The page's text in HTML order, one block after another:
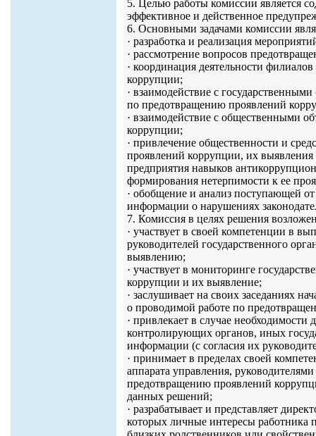
5. Целью работы комиссии является
эффективное и действенное
6. Основными задачами комиссии
· разработка и реализация
· рассмотрение вопросов
· координация деятельности
коррупции;
· взаимодействие с
по предотвращению проявлений
· взаимодействие с общественными
коррупции;
· привлечение общественности и
проявлений коррупции, их
предприятия навыков
формирования нетерпимости к ее
· обобщение и анализ поступающей
информации о нарушениях
7. Комиссия в целях решения
· участвует в своей компетенции в
руководителей государственного
выявлению;
· участвует в мониторинге
коррупции и их выявление;
· заслушивает на своих заседаниях
о проводимой работе по
· привлекает в случае
контролирующих органов, иных
информации (с согласия их
· принимает в пределах своей
аппарата управления,
предотвращению проявлений
данных решений;
· разрабатывает и представляет
которых личные интересы работника